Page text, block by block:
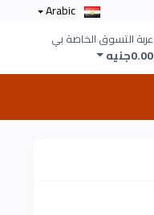
عربة التسوق الخاصة بي
0.00جنيه